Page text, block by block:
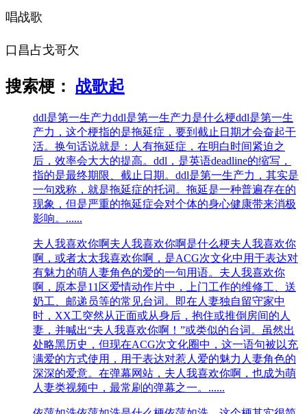
唱战歌
口昌占戈哥欠
搜索梗： 战歌起
ddl是第一生产力ddl是第一生产力是什么梗ddl是第一生
产力，这‌‌‌‌‌‌‌‌个梗指的是拖延症，要到截止日期才会奋起干
活。换句话说就是：人有拖延症，在明白时间紧迫之
后，效率会大大的提高。ddl，是英语deadline的缩写，
指的是最终期限、截止日期。ddl是第一生产力，其实是
一句戏称，就是拖延症的托词。拖延是一种普遍存在的
现象，但是严重的拖延症会对个体的身心健康带来消极
影响。......
夫人我喜欢你啊夫人我喜欢你啊是什么梗夫人我喜欢你
啊，或者太太我喜欢你啊，是ACG次文化中用于表达对
有魅力的萌人妻角色的爱的一句用语。夫人我喜欢你
啊，原本是11区爱情动作片中，上门工作的维修工、送
奶工、邮递员等的常见台词。即在人妻独自留守家中
时，XX工突然从正面或从身后，抱住或推倒房间的人
妻，并喊出“夫人我喜欢你啊！”或类似的台词。虽然出
处略黑历史，但现在ACG次文化圈中，这一语句被以充
满爱的方式使用，用于表达对惹人爱的魅力人妻角色的
深深的爱意。在弹幕网站，夫人我喜欢你啊，也成为萌
人妻类视频中，最常刷的弹幕之一。......